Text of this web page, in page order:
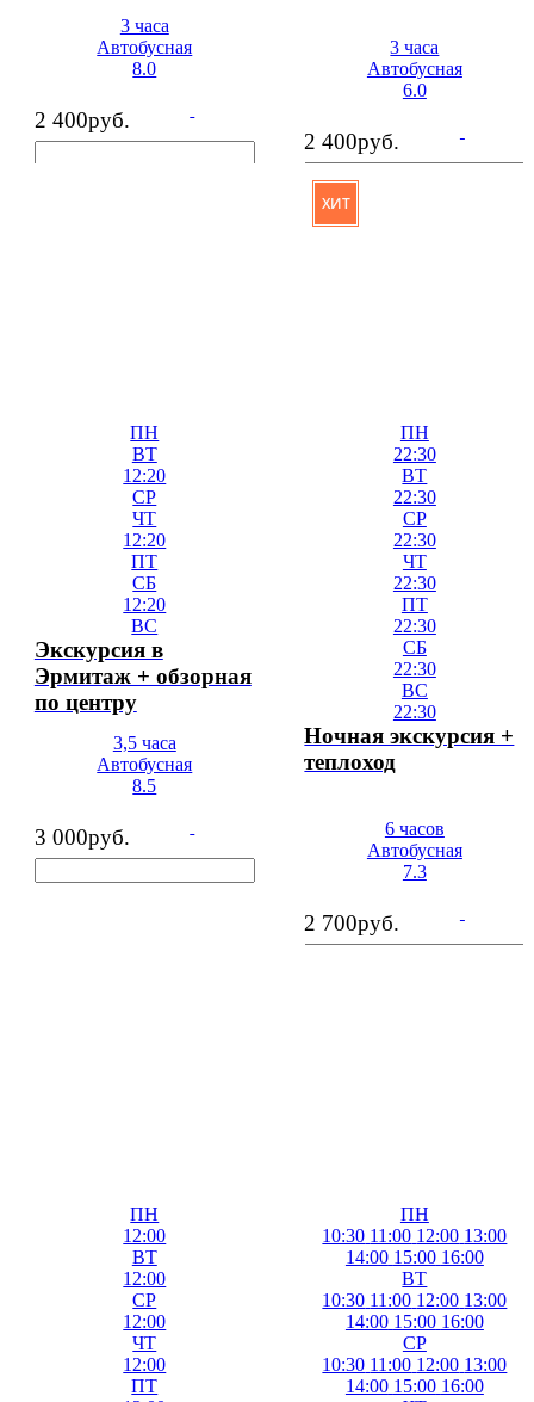
3 часа
Автобусная
8.0
2 400руб.
3 часа
Автобусная
6.0
2 400руб.
ПН
ВТ
12:20
СР
ЧТ
12:20
ПТ
СБ
12:20
ВС
Экскурсия в
Эрмитаж + обзорная
по центру
3,5 часа
Автобусная
8.5
3 000руб.
ХИТ
ПН
22:30
ВТ
22:30
СР
22:30
ЧТ
22:30
ПТ
22:30
СБ
22:30
ВС
22:30
Ночная экскурсия +
теплоход
6 часов
Автобусная
7.3
2 700руб.
ПН
12:00
ВТ
12:00
СР
12:00
ЧТ
12:00
ПТ
ПН
10:30 11:00 12:00 13:00
14:00 15:00 16:00
ВТ
10:30 11:00 12:00 13:00
14:00 15:00 16:00
СР
10:30 11:00 12:00 13:00
14:00 15:00 16:00